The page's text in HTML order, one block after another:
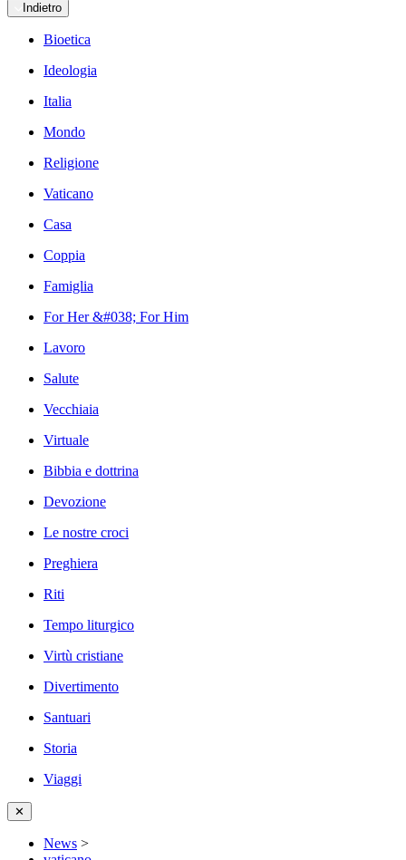
Indietro
Bioetica
Ideologia
Italia
Mondo
Religione
Vaticano
Casa
Coppia
Famiglia
For Her &#038; For Him
Lavoro
Salute
Vecchiaia
Virtuale
Bibbia e dottrina
Devozione
Le nostre croci
Preghiera
Riti
Tempo liturgico
Virtù cristiane
Divertimento
Santuari
Storia
Viaggi
✕
News >